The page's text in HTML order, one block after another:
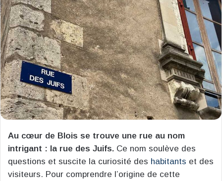
Au cœur de Blois se trouve une rue au nom
intrigant : la rue des Juifs. Ce nom soulève des
questions et suscite la curiosité des habitants et des
visiteurs. Pour comprendre l’origine de cette